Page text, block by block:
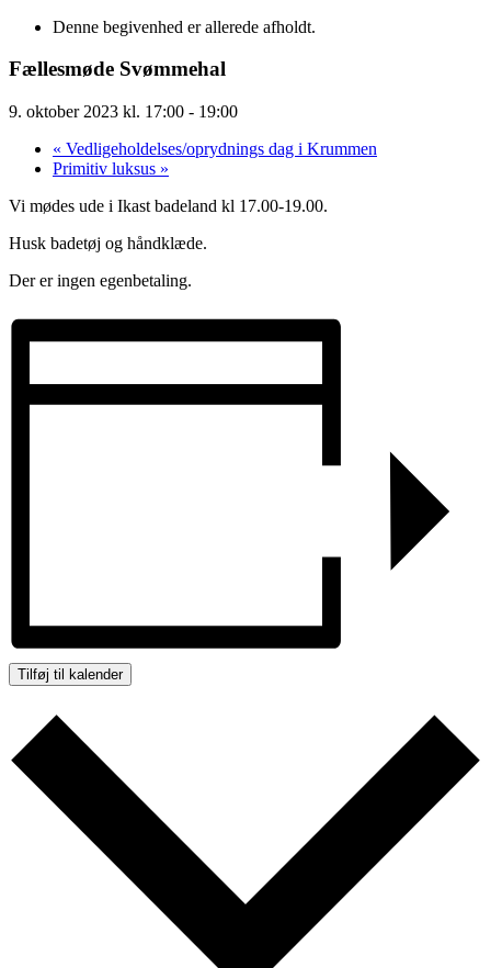
Denne begivenhed er allerede afholdt.
Fællesmøde Svømmehal
9. oktober 2023 kl. 17:00 - 19:00
« Vedligeholdelses/oprydnings dag i Krummen
Primitiv luksus »
Vi mødes ude i Ikast badeland kl 17.00-19.00.
Husk badetøj og håndklæde.
Der er ingen egenbetaling.
Tilføj til kalender